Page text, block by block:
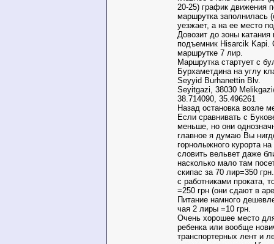
20-25) график движения
маршрутка заполнилась
уезжает, а на ее место
Довозит до зоны катания
подъемник Hisarcik Kapi.
маршрутке 7 лир.
Маршрутка стартует с
Бурхаметдина на углу
Seyyid Burhanettin Blv.
Seyitgazi, 38030
38.714090, 35.496261
Назад остановка возле
Если сравнивать с
меньше, но они
главное я думаю Вы
горнолыжного курорта
словить вельвет даже
насколько мало там
скипас за 70 лир=350
с работниками проката,
=250 грн (они сдают в
Питание намного
чая 2 лиры =10 грн.
Очень хорошее место
ребенка или вообще
транспортерных лент и